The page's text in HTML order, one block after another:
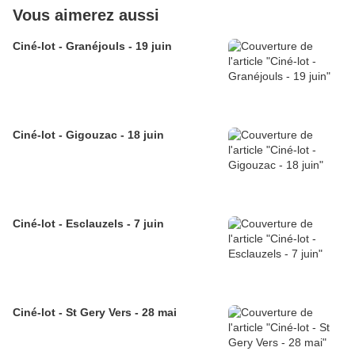
Vous aimerez aussi
Ciné-lot - Granéjouls - 19 juin
Ciné-lot - Gigouzac - 18 juin
Ciné-lot - Esclauzels - 7 juin
Ciné-lot - St Gery Vers - 28 mai